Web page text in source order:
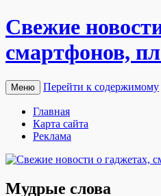
Свежие
смартфонов,
Меню Перейти к содержимому
Главная
Карта сайта
Реклама
Мудрые слова